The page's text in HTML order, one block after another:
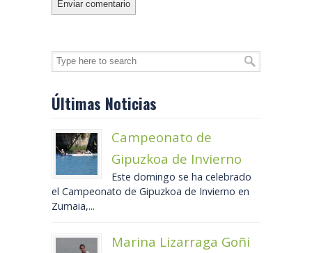
Últimas Noticias
Campeonato de
Gipuzkoa de Invierno
Este domingo se ha celebrado
el Campeonato de Gipuzkoa de Invierno en
Zumaia,...
Marina Lizarraga Goñi